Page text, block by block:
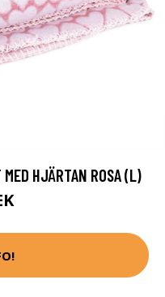
HJÄRTAN ROSA (L)